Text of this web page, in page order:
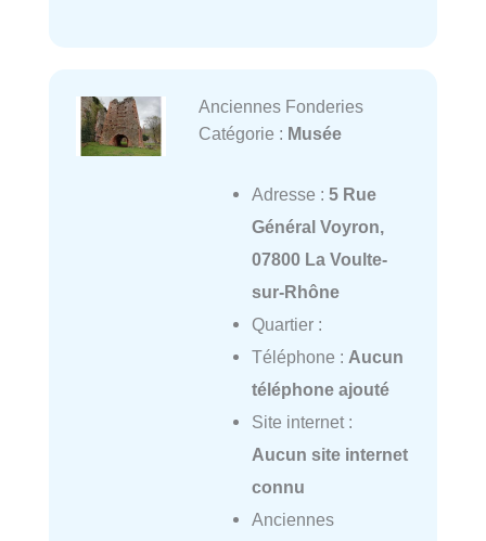
Anciennes Fonderies
Catégorie : Musée
Adresse : 5 Rue
Général Voyron,
07800 La Voulte-
sur-Rhône
Quartier :
Téléphone : Aucun
téléphone ajouté
Site internet :
Aucun site internet
connu
Anciennes